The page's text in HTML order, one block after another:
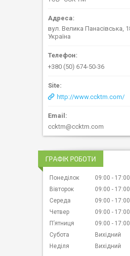
вул. Велика Панасівська,
Україна
+380 (50) 674-50-36
http://www.ccktm.com/
ccktm@ccktm.com
ГРАФІК РОБОТИ
Понеділок 09:00
17:00
Вівторок
09:00
17:00
Середа
09:00
17:00
Четвер
09:00
17:00
Пʼятниця
09:00
17:00
Субота
Вихідний
Неділя
Вихідний